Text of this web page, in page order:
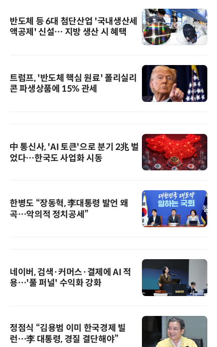
반도체 등 6대 첨단산업 '국내생산세
액공제' 신설… 지방 생산 시 혜택
트럼프, '반도체 핵심 원료' 폴리실리
콘 파생상품에 15% 관세
中 통신사, 'AI 토큰'으로 분기 2兆 벌
었다…한국도 사업화 시동
한병도 “장동혁, 李대통령 발언 왜
곡…악의적 정치공세”
네이버, 검색·커머스·결제에 AI 적
용…'풀 퍼널' 수익화 강화
정점식 “김용범 이미 한국경제 빌
런…李 대통령, 경질 결단해야”